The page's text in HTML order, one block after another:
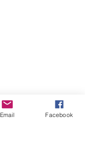
Email Facebook